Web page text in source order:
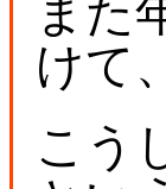
また
けて
こう